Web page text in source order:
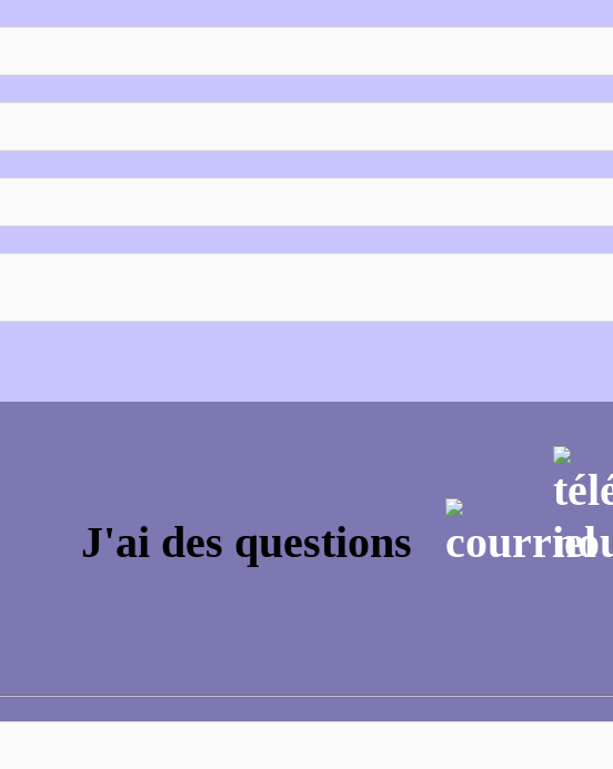
J'ai des questions